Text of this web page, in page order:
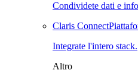
Condividete dati e
Claris Connect
Integrate l'intero stack.
Altro